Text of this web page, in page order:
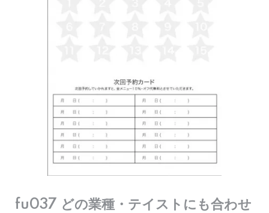
fu037 どの業種・テイストにも合わせ